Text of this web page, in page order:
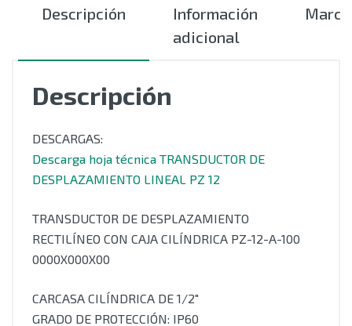
Descripción
Información
adicional
Marca
Descripción
DESCARGAS:
Descarga hoja técnica TRANSDUCTOR DE
DESPLAZAMIENTO LINEAL PZ 12
TRANSDUCTOR DE DESPLAZAMIENTO
RECTILÍNEO CON CAJA CILÍNDRICA PZ-12-A-100
0000X000X00
CARCASA CILÍNDRICA DE 1/2″
GRADO DE PROTECCIÓN: IP60